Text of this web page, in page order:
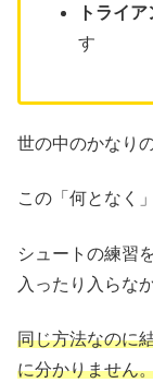
トライ
す
世の中のかなり
この「何となく
シュートの練習
入ったり入らな
同じ方法なのに
に分かりません